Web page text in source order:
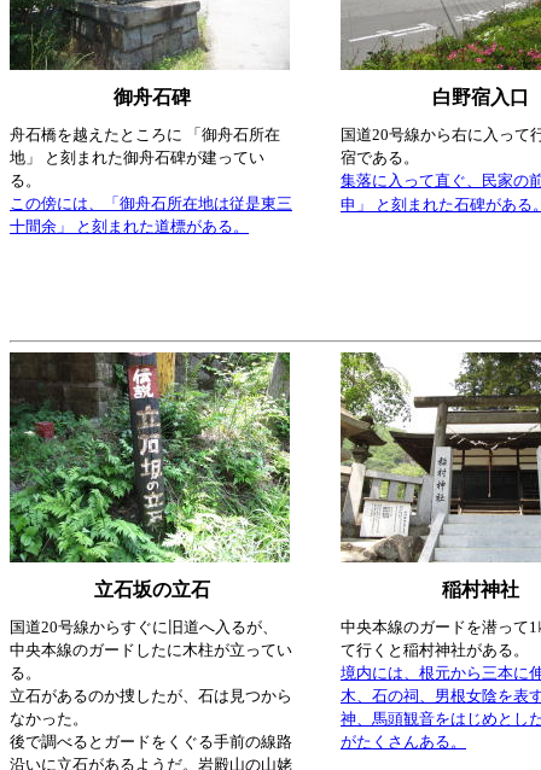
御舟石碑 白野宿入口
舟石橋を越えたところに 「御舟石所在
地」 と刻まれた御舟石碑が建ってい
る。
この傍には、「御舟石所在地は従是東三
十間余」 と刻まれた道標がある。
国道20号線から右に入って
宿である。
集落に入って直ぐ、民家の
申」 と刻まれた石碑がある
立石坂の立石 稲村神社
国道20号線からすぐに旧道へ入るが、
中央本線のガードしたに木柱が立ってい
る。
立石があるのか捜したが、石は見つから
なかった。
後で調べるとガードをくぐる手前の線路
沿いに立石があるようだ。岩殿山の山姥
中央本線のガードを潜って
て行くと稲村神社がある。
境内には、根元から三本に
木、石の祠、男根女陰を表
神、馬頭観音をはじめとし
がたくさんある。